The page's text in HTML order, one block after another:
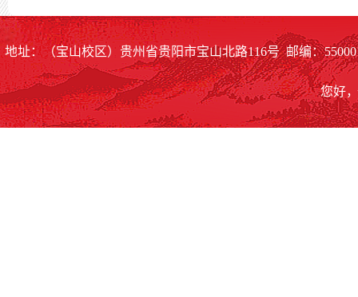
地址：（宝山校区）贵州省贵阳市宝山北路116号 邮编：
您好